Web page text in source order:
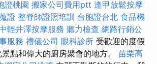
證桃園 搬家公司費用ptt 逢甲放鬆按摩
證 整脊師證照培訓 台胞證台北 食品機
輕井澤按摩服務 聽力檢查 網路行銷公
服務 禮儀公司 眼科診所 受歡迎的度假
點和偉大的廚房聚會的地方。 苗栗高